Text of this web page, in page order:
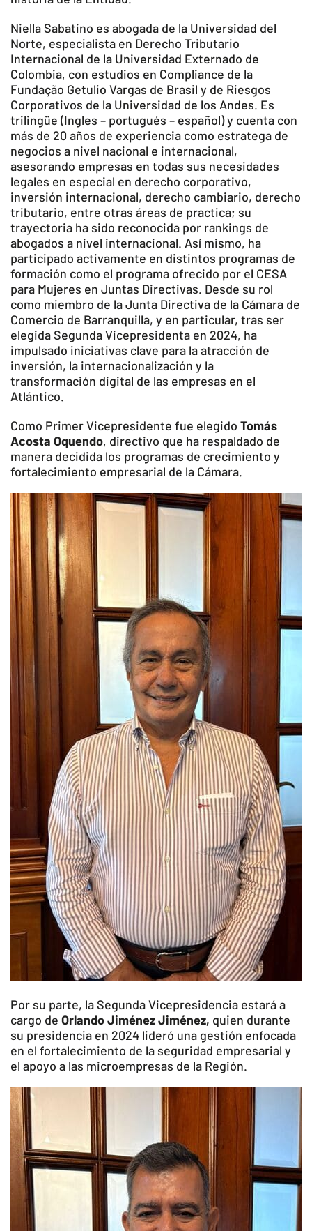
Niella Sabatino es abogada de la Universidad del
Norte, especialista en Derecho Tributario
Internacional de la Universidad Externado de
Colombia, con estudios en Compliance de la
Fundação Getulio Vargas de Brasil y de Riesgos
Corporativos de la Universidad de los Andes. Es
trilingüe (Ingles – portugués – español) y cuenta con
más de 20 años de experiencia como estratega de
negocios a nivel nacional e internacional,
asesorando empresas en todas sus necesidades
legales en especial en derecho corporativo,
inversión internacional, derecho cambiario, derecho
tributario, entre otras áreas de practica; su
trayectoria ha sido reconocida por rankings de
abogados a nivel internacional. Así mismo, ha
participado activamente en distintos programas de
formación como el programa ofrecido por el CESA
para Mujeres en Juntas Directivas. Desde su rol
como miembro de la Junta Directiva de la Cámara de
Comercio de Barranquilla, y en particular, tras ser
elegida Segunda Vicepresidenta en 2024, ha
impulsado iniciativas clave para la atracción de
inversión, la internacionalización y la
transformación digital de las empresas en el
Atlántico.
Como Primer Vicepresidente fue elegido Tomás
Acosta Oquendo, directivo que ha respaldado de
manera decidida los programas de crecimiento y
fortalecimiento empresarial de la Cámara.
Por su parte, la Segunda Vicepresidencia estará a
cargo de Orlando Jiménez Jiménez, quien durante
su presidencia en 2024 lideró una gestión enfocada
en el fortalecimiento de la seguridad empresarial y
el apoyo a las microempresas de la Región.